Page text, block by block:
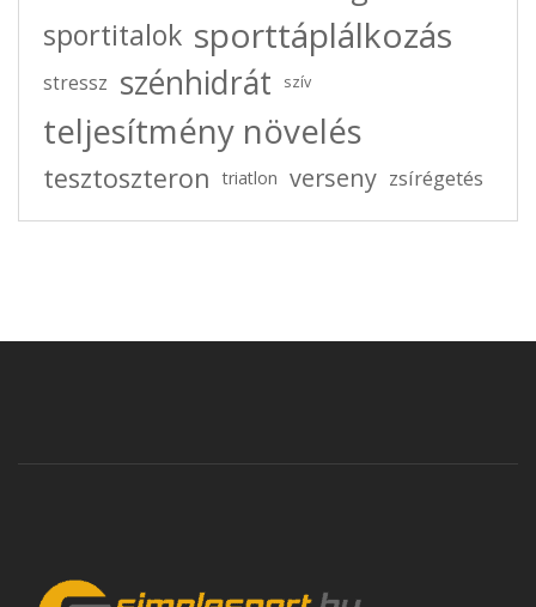
sportitalok sporttáplálkozás
stressz szénhidrát szív
teljesítmény növelés
tesztoszteron triatlon verseny zsírégetés